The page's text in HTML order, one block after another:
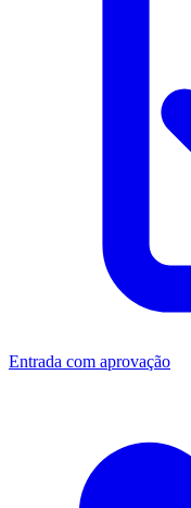
Entrada com aprovação